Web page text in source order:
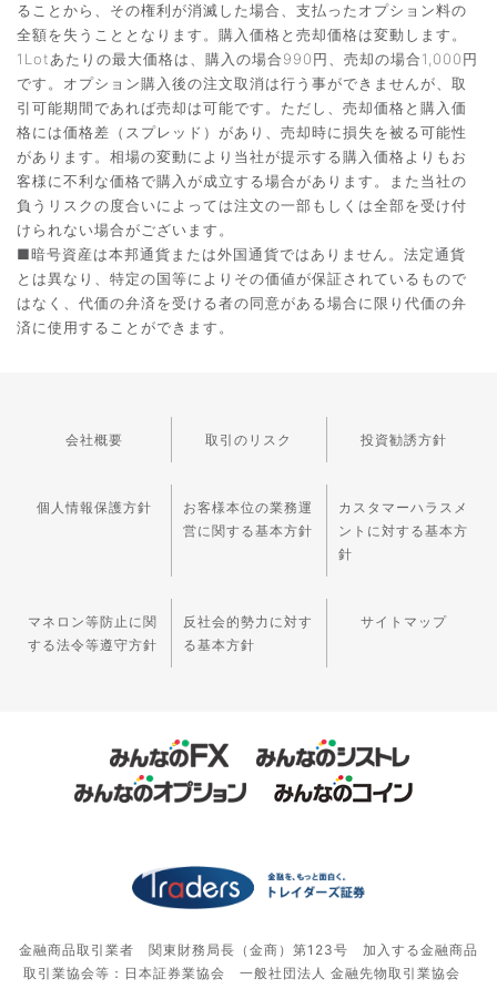
ることから、その権利が消滅した場合、支払ったオプション料の
全額を失うこととなります。購入価格と売却価格は変動します。
1Lotあたりの最大価格は、購入の場合990円、売却の場合1,000円
です。オプション購入後の注文取消は行う事ができませんが、取
引可能期間であれば売却は可能です。ただし、売却価格と購入価
格には価格差（スプレッド）があり、売却時に損失を被る可能性
があります。相場の変動により当社が提示する購入価格よりもお
客様に不利な価格で購入が成立する場合があります。また当社の
負うリスクの度合いによっては注文の一部もしくは全部を受け付
けられない場合がございます。
■暗号資産は本邦通貨または外国通貨ではありません。法定通貨
とは異なり、特定の国等によりその価値が保証されているもので
はなく、代価の弁済を受ける者の同意がある場合に限り代価の弁
済に使用することができます。
会社概要 取引のリスク 投資勧誘方針
個人情報保護方針
お客様本位の業務運
営に関する基本方針
カスタマーハラスメ
ントに対する基本方
針
マネロン等防止に関
する法令等遵守方針
反社会的勢力に対す
る基本方針
サイトマップ
金融商品取引業者 関東財務局長（金商）第123号 加入する金融商品
取引業協会等：日本証券業協会 一般社団法人 金融先物取引業協会